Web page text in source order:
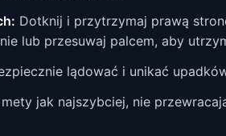
Dotknij i przytrzymaj prawą
lub przesuwaj palcem, aby
lądować i unikać
jak najszybciej, nie